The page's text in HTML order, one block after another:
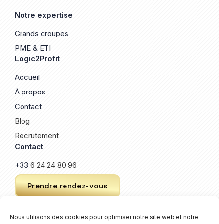
Nous utilisons des cookies pour optimiser notre site web et notre
Notre expertise
Grands groupes
PME & ETI
Logic2Profit
Accueil
À propos
Contact
Blog
Recrutement
Contact
+33 6 24 24 80 96
Prendre rendez-vous